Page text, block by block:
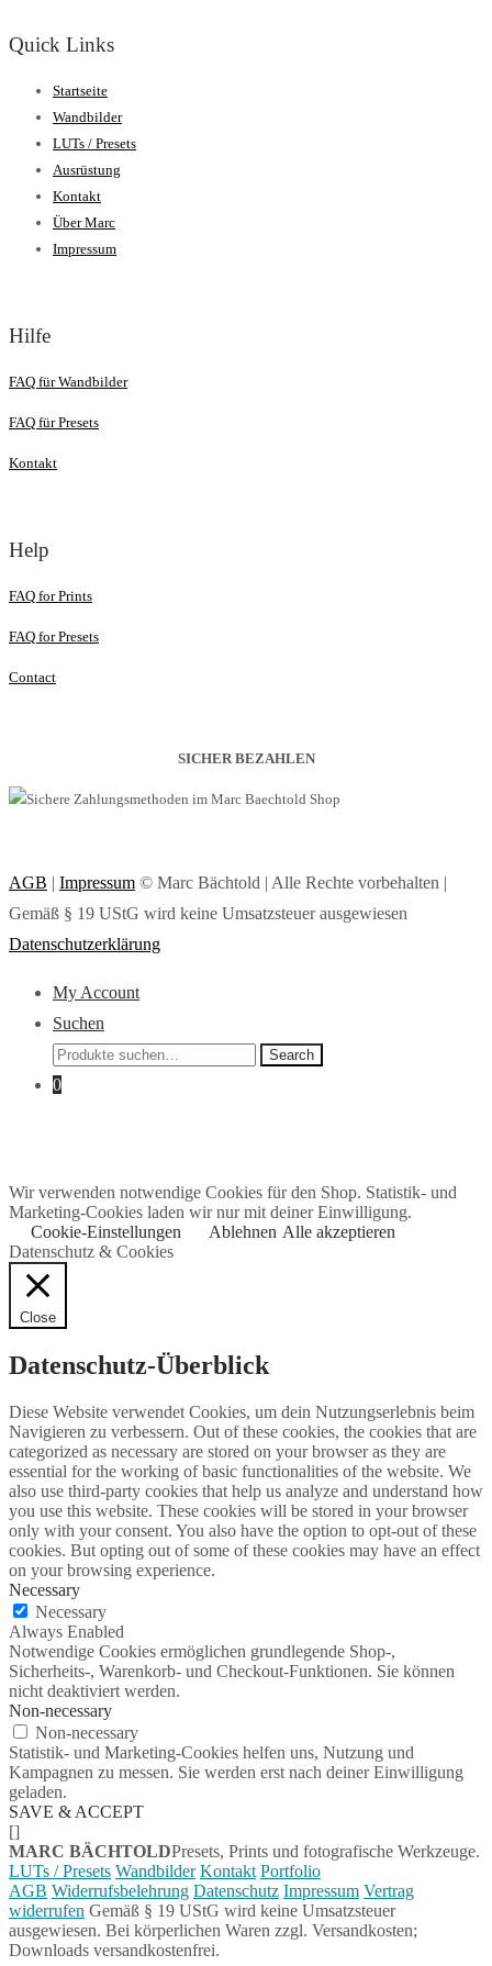
Quick Links
Startseite
Wandbilder
LUTs / Presets
Ausrüstung
Kontakt
Über Marc
Impressum
Hilfe
FAQ für Wandbilder
FAQ für Presets
Kontakt
Help
FAQ for Prints
FAQ for Presets
Contact
SICHER BEZAHLEN
AGB | Impressum © Marc Bächtold | Alle Rechte vorbehalten |
Gemäß § 19 UStG wird keine Umsatzsteuer ausgewiesen
Datenschutzerklärung
My Account
Suchen
Search
for:
Search
0
Wir verwenden notwendige Cookies für den Shop. Statistik- und
Marketing-Cookies laden wir nur mit deiner Einwilligung.
Cookie-Einstellungen
Ablehnen Alle akzeptieren
Datenschutz & Cookies
Close
Datenschutz-Überblick
Diese Website verwendet Cookies, um dein Nutzungserlebnis beim
Navigieren zu verbessern. Out of these cookies, the cookies that are
categorized as necessary are stored on your browser as they are
essential for the working of basic functionalities of the website. We
also use third-party cookies that help us analyze and understand how
you use this website. These cookies will be stored in your browser
only with your consent. You also have the option to opt-out of these
cookies. But opting out of some of these cookies may have an effect
on your browsing experience.
Necessary
Necessary
Always Enabled
Notwendige Cookies ermöglichen grundlegende Shop-,
Sicherheits-, Warenkorb- und Checkout-Funktionen. Sie können
nicht deaktiviert werden.
Non-necessary
Non-necessary
Statistik- und Marketing-Cookies helfen uns, Nutzung und
Kampagnen zu messen. Sie werden erst nach deiner Einwilligung
geladen.
SAVE & ACCEPT
[]
MARC BÄCHTOLDPresets, Prints und fotografische Werkzeuge.
LUTs / Presets Wandbilder Kontakt Portfolio
AGB Widerrufsbelehrung Datenschutz Impressum Vertrag
widerrufen Gemäß § 19 UStG wird keine Umsatzsteuer
ausgewiesen. Bei körperlichen Waren zzgl. Versandkosten;
Downloads versandkostenfrei.